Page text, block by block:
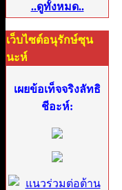
..ดูทั้งหมด..
เว็บไซต์อนุรักษ์ซุน
นะห์
เผยข้อเท็จจริงลัทธิ
ชีอะห์: